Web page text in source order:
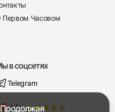
22-37
Первом Часовом
в соцсетях
Telegram